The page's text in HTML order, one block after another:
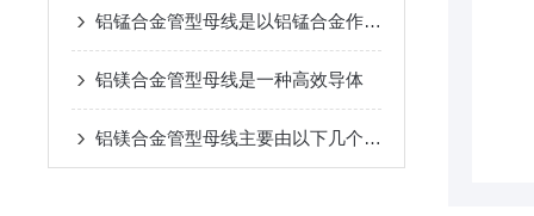
铝锰合金管型母线是以铝锰合金作为导体材料的
铝镁合金管型母线是一种高效导体
铝镁合金管型母线主要由以下几个部分组成